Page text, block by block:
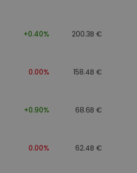
+0.40% 200.3B €
0.00% 158.4B €
+0.90% 68.6B €
0.00% 62.4B €